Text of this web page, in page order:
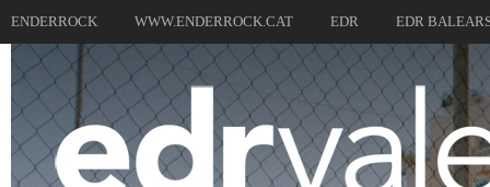
ENDERROCK WWW.ENDERROCK.CAT EDR EDR